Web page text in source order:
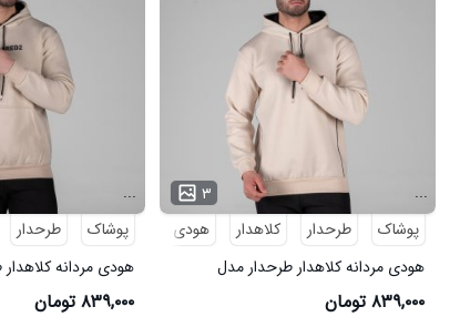
۳
...
پوشاک
طرحدار کلاهدار هودی
هودی مردانه
هودی مردانه کلاهدار طرحدار مدل
49313
۸۳۹,۰۰۰ تومان
...
پوشاک
طرحدار
هودی مردانه
49314
۸۳۹,۰۰۰ تومان